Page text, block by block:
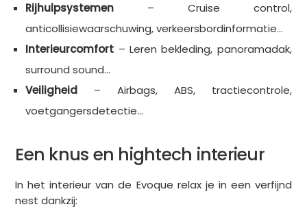
Rijhulpsystemen – Cruise control,
anticollisiewaarschuwing, verkeersbordinformatie…
Interieurcomfort – Leren bekleding, panoramadak,
surround sound…
Veiligheid – Airbags, ABS, tractiecontrole,
voetgangersdetectie…
Een knus en hightech interieur
In het interieur van de Evoque relax je in een verfijnd
nest dankzij: